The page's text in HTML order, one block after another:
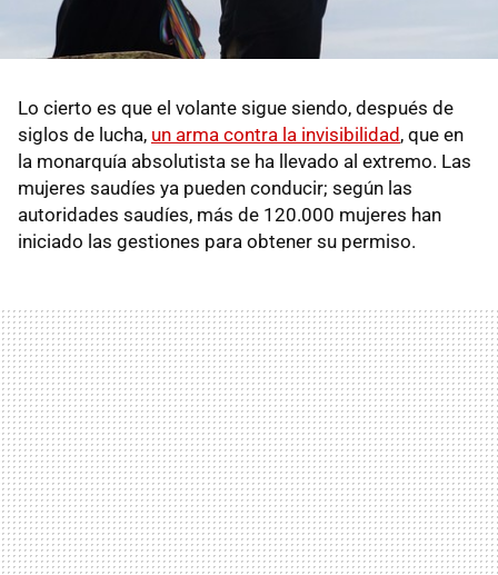
Lo cierto es que el volante sigue siendo, después de
siglos de lucha, un arma contra la invisibilidad, que en
la monarquía absolutista se ha llevado al extremo. Las
mujeres saudíes ya pueden conducir; según las
autoridades saudíes, más de 120.000 mujeres han
iniciado las gestiones para obtener su permiso.